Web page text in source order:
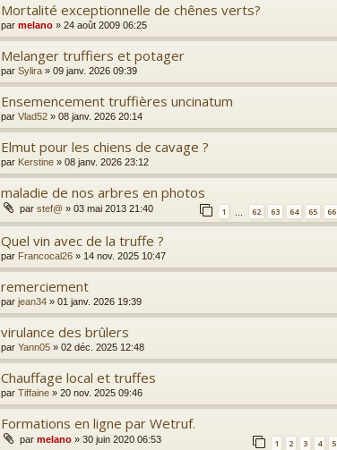
Mortalité exceptionnelle de chênes verts?
par melano » 24 août 2009 06:25
Melanger truffiers et potager
par Sylira » 09 janv. 2026 09:39
Ensemencement truffières uncinatum
par Vlad52 » 08 janv. 2026 20:14
Elmut pour les chiens de cavage ?
par Kerstine » 08 janv. 2026 23:12
maladie de nos arbres en photos
par stef@ » 03 mai 2013 21:40 1 … 62 63 64 65 66
Quel vin avec de la truffe ?
par Francocal26 » 14 nov. 2025 10:47
remerciement
par jean34 » 01 janv. 2026 19:39
virulance des brûlers
par Yann05 » 02 déc. 2025 12:48
Chauffage local et truffes
par Tiffaine » 20 nov. 2025 09:46
Formations en ligne par Wetruf.
par melano » 30 juin 2020 06:53 1 2 3 4 5